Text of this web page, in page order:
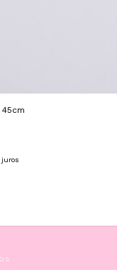
juros